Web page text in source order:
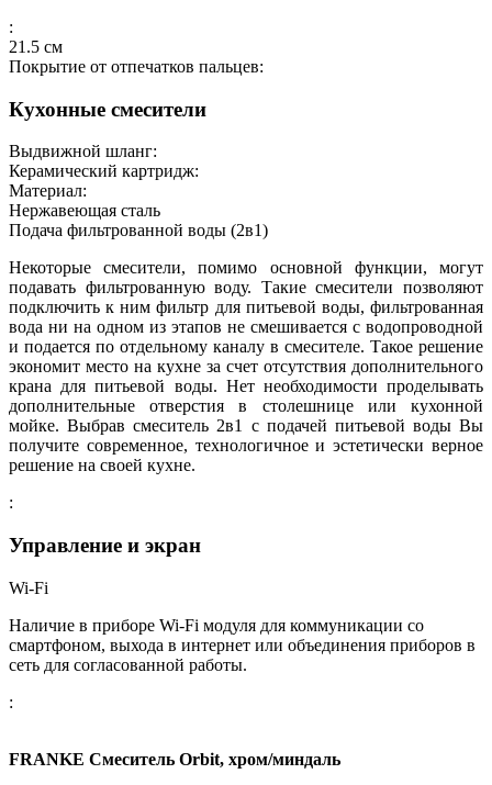
:
21.5 см
Покрытие от отпечатков пальцев:
Кухонные смесители
Выдвижной шланг:
Керамический картридж:
Материал:
Нержавеющая сталь
Подача фильтрованной воды (2в1)
Некоторые смесители, помимо основной функции, могут
подавать фильтрованную воду. Такие смесители позволяют
подключить к ним фильтр для питьевой воды, фильтрованная
вода ни на одном из этапов не смешивается с водопроводной
и подается по отдельному каналу в смесителе. Такое решение
экономит место на кухне за счет отсутствия дополнительного
крана для питьевой воды. Нет необходимости проделывать
дополнительные отверстия в столешнице или кухонной
мойке. Выбрав смеситель 2в1 с подачей питьевой воды Вы
получите современное, технологичное и эстетически верное
решение на своей кухне.
:
Управление и экран
Wi-Fi
Наличие в приборе Wi-Fi модуля для коммуникации со
смартфоном, выхода в интернет или объединения приборов в
сеть для согласованной работы.
:
FRANKE Смеситель Orbit, хром/миндаль